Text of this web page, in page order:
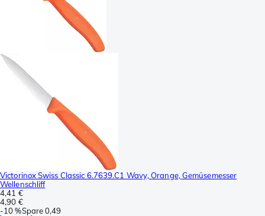
Victorinox Swiss Classic 6.7639.C1 Wavy, Orange, Gemüsemesser
Wellenschliff
4,41 €
4,90 €
-10 %Spare0,49